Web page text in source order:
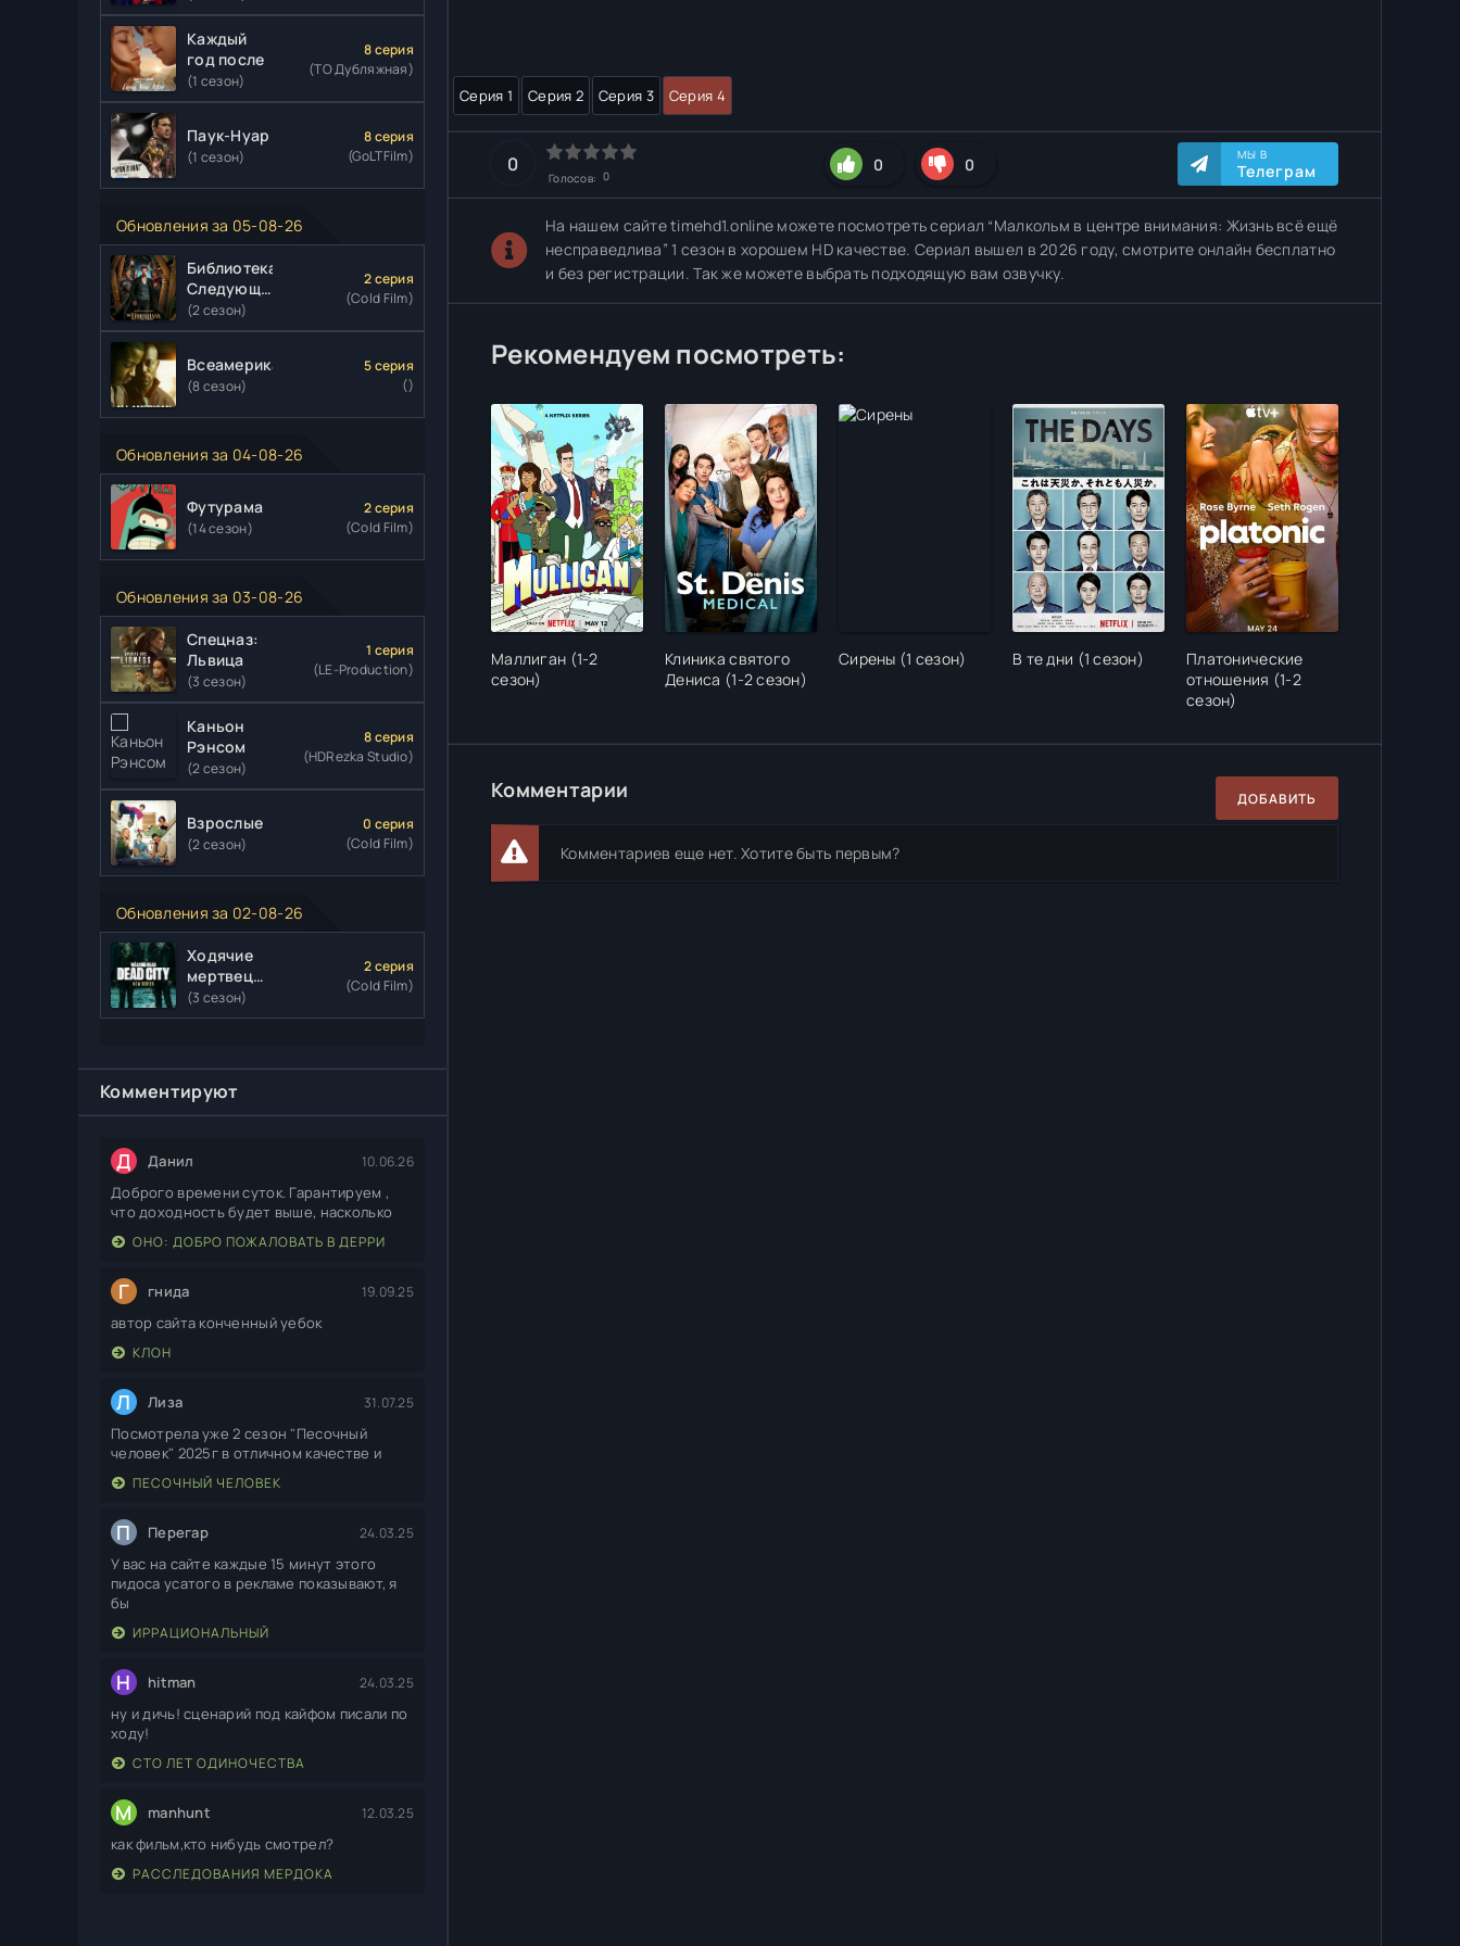
Каждый
год после
(1 сезон)
8 серия
(ТО Дубляжная)
Паук-Нуар
(1 сезон)
8 серия
(GoLTFilm)
Обновления за 05-08-26
Библиотекари:
Следующая
глава
(2 сезон)
2 серия
(Cold Film)
Всеамериканский
(8 сезон)
5 серия
()
Обновления за 04-08-26
Футурама
(14 сезон)
2 серия
(Cold Film)
Обновления за 03-08-26
Спецназ:
Львица
(3 сезон)
1 серия
(LE-Production)
Каньон
Рэнсом
(2 сезон)
8 серия
(HDRezka Studio)
Взрослые
(2 сезон)
0 серия
(Cold Film)
Обновления за 02-08-26
Ходячие
мертвецы:
Мертвый
город
(3 сезон)
2 серия
(Cold Film)
Комментируют
Д Данил 10.06.26
Доброго времени суток. Гарантируем ,
что доходность будет выше, насколько
ОНО: ДОБРО ПОЖАЛОВАТЬ В ДЕРРИ
Г гнида 19.09.25
автор сайта конченный уебок
КЛОН
Л Лиза 31.07.25
Посмотрела уже 2 сезон "Песочный
человек" 2025г в отличном качестве и
ПЕСОЧНЫЙ ЧЕЛОВЕК
П Перегар 24.03.25
У вас на сайте каждые 15 минут этого
пидоса усатого в рекламе показывают, я
бы
ИРРАЦИОНАЛЬНЫЙ
H hitman 24.03.25
ну и дичь! сценарий под кайфом писали по
ходу!
СТО ЛЕТ ОДИНОЧЕСТВА
M manhunt 12.03.25
как фильм,кто нибудь смотрел?
РАССЛЕДОВАНИЯ МЕРДОКА
Серия 1 Серия 2 Серия 3 Серия 4
0
Голосов: 0
0 0 МЫ В
Телеграм
На нашем сайте timehd1.online можете посмотреть сериал “Малкольм в центре внимания: Жизнь всё ещё
несправедлива” 1 сезон в хорошем HD качестве. Сериал вышел в 2026 году, смотрите онлайн бесплатно
и без регистрации. Так же можете выбрать подходящую вам озвучку.
Рекомендуем посмотреть:
Маллиган (1-2
сезон)
Клиника святого
Дениса (1-2 сезон)
Сирены (1 сезон) В те дни (1 сезон)
Платонические
отношения (1-2
сезон)
Комментарии ДОБАВИТЬ
Комментариев еще нет. Хотите быть первым?